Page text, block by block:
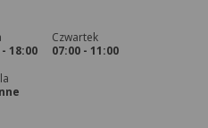
18:00
Czwartek
07:00 - 11:00